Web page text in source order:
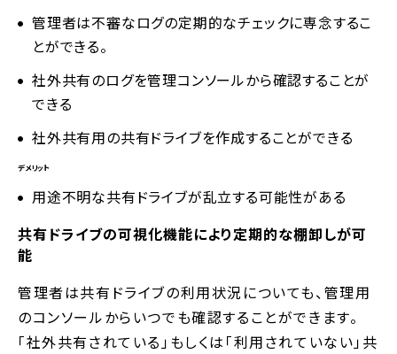
管理者は不審なログの定期的なチェックに専念するこ
とができる。
社外共有のログを管理コンソールから確認することが
できる
社外共有用の共有ドライブを作成することができる
デメリット
用途不明な共有ドライブが乱立する可能性がある
共有ドライブの可視化機能により定期的な棚卸しが可
能
管理者は共有ドライブの利用状況についても、管理用
のコンソールからいつでも確認することができます。
「社外共有されている」もしくは「利用されていない」共